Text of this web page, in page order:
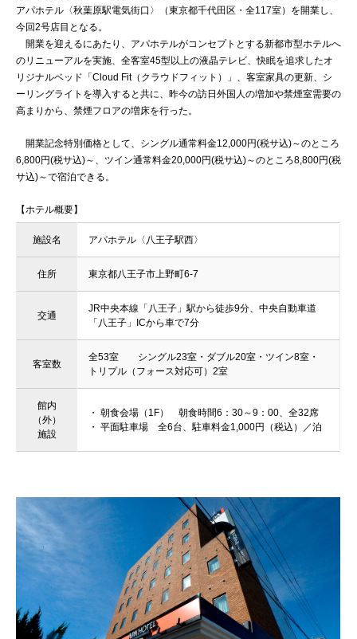
アパホテル〈秋葉原駅電気街口〉（東京都千代田区・全117室）を開業し、
今回2号店目となる。
開業を迎えるにあたり、アパホテルがコンセプトとする新都市型ホテルへ
のリニューアルを実施、全客室45型以上の液晶テレビ、快眠を追求したオ
リジナルベッド「Cloud Fit（クラウドフィット）」、客室家具の更新、シ
ーリングライトを導入すると共に、昨今の訪日外国人の増加や禁煙室需要の
高まりから、禁煙フロアの増床を行った。
開業記念特別価格として、シングル通常料金12,000円(税サ込)～のところ
6,800円(税サ込)～、ツイン通常料金20,000円(税サ込)～のところ8,800円(税
サ込)～で宿泊できる。
【ホテル概要】
施設名 アパホテル〈八王子駅西〉
住所 東京都八王子市上野町6-7
交通
JR中央本線「八王子」駅から徒歩9分、中央自動車道
「八王子」ICから車で7分
客室数
全53室 シングル23室・ダブル20室・ツイン8室・
トリプル（フォース対応可）2室
館内
（外）
施設
・ 朝食会場（1F） 朝食時間6：30～9：00、全32席
・ 平面駐車場 全6台、駐車料金1,000円（税込）／泊